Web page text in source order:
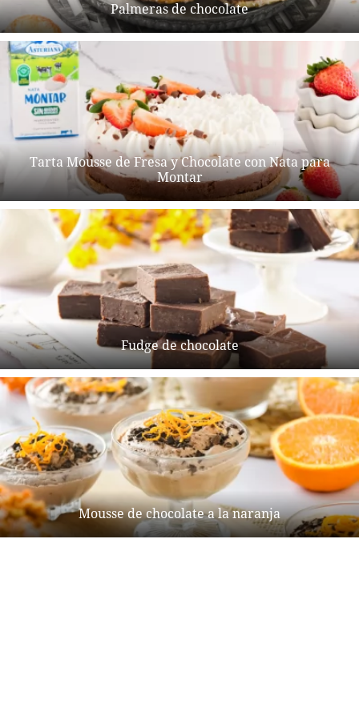
Palmeras de chocolate
Tarta Mousse de Fresa y Chocolate con Nata para
Montar
Fudge de chocolate
Mousse de chocolate a la naranja